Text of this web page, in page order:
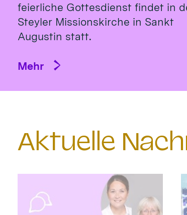
feierliche Gottesdienst findet in
Steyler Missionskirche in Sankt
Augustin statt.
Mehr
Aktuelle